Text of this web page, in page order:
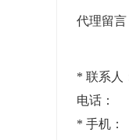
代理留言
* 联系人
电话：
* 手机：